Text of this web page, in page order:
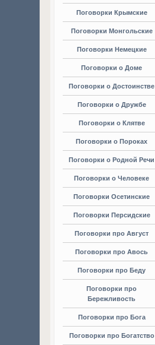
Поговорки Крымские
Поговорки Монгольские
Поговорки Немецкие
Поговорки о Доме
Поговорки о Достоинстве
Поговорки о Дружбе
Поговорки о Клятве
Поговорки о Пороках
Поговорки о Родной Речи
Поговорки о Человеке
Поговорки Осетинские
Поговорки Персидские
Поговорки про Август
Поговорки про Авось
Поговорки про Беду
Поговорки про
Бережливость
Поговорки про Бога
Поговорки про Богатство